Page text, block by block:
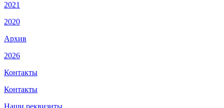
2021
2020
Архив
2026
Контакты
Контакты